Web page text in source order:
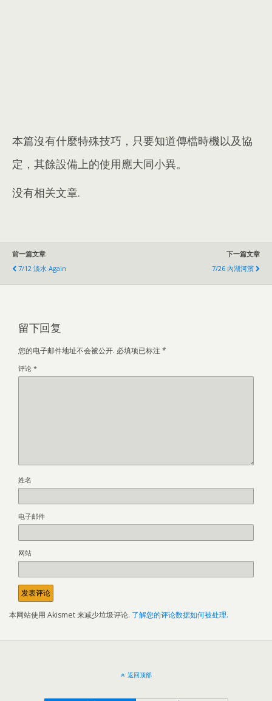
本篇沒有什麼特殊技巧，只要知道傳檔時機以及協
定，其餘設備上的使用應大同小異。
没有相关文章.
前一篇文章
7/12 淡水 Again
下一篇文章
7/26 內湖河濱
留下回复
您的电子邮件地址不会被公开. 必填项已标注 *
评论 *
姓名
电子邮件
网站
本网站使用 Akismet 来减少垃圾评论. 了解您的评论数据如何被处理.
返回顶部